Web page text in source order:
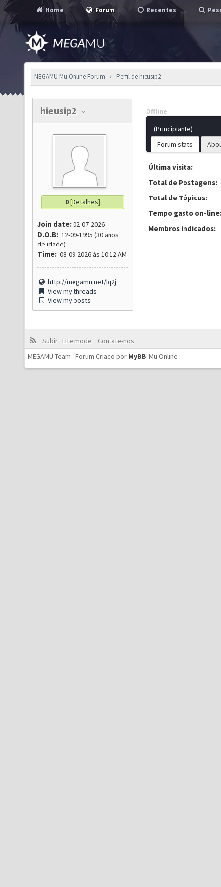
Home Forum Recentes
MEGAMU Mu Online Forum Perfil de hieusip2
hieusip2
0[Detalhes]
Join date:02-07-2026
D.O.B: 12-09-1995 (30 anos
de idade)
Time: 08-09-2026 às 10:12 AM
http://megamu.net/lq2j
View my threads
View my posts
Offline
(Principiante)
Forum stats
Última visita:
Total de Postagens:
Total de Tópicos:
Tempo gasto on-line:
Membros indicados:
Subir Lite mode
Contate-nos
MEGAMU Team - Forum Criado por MyBB. Mu Online